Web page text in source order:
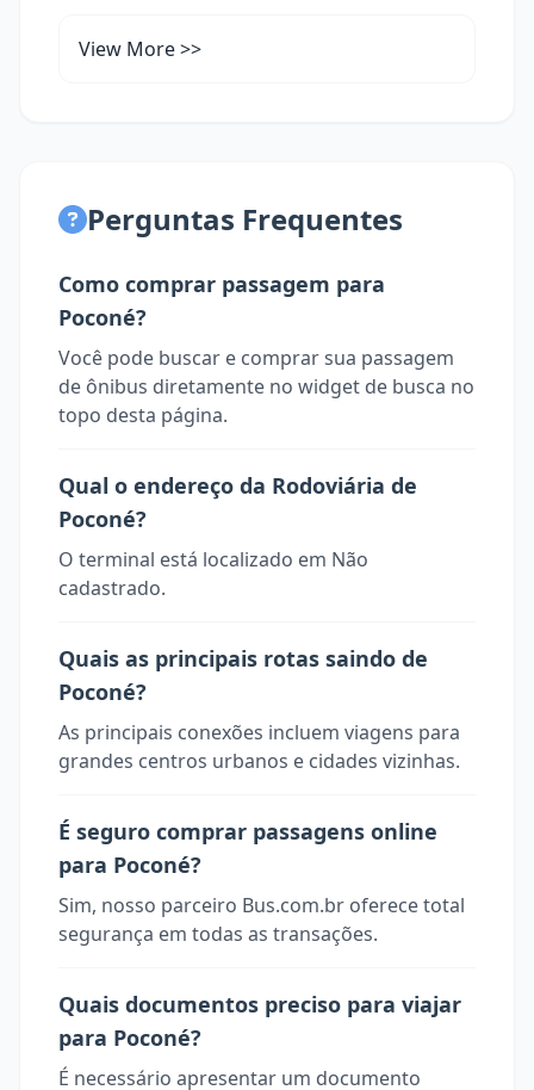
View More >>
Perguntas Frequentes
Como comprar passagem para
Poconé?
Você pode buscar e comprar sua passagem
de ônibus diretamente no widget de busca no
topo desta página.
Qual o endereço da Rodoviária de
Poconé?
O terminal está localizado em Não
cadastrado.
Quais as principais rotas saindo de
Poconé?
As principais conexões incluem viagens para
grandes centros urbanos e cidades vizinhas.
É seguro comprar passagens online
para Poconé?
Sim, nosso parceiro Bus.com.br oferece total
segurança em todas as transações.
Quais documentos preciso para viajar
para Poconé?
É necessário apresentar um documento